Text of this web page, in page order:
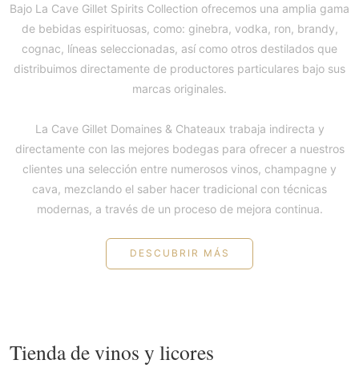
Bajo La Cave Gillet Spirits Collection ofrecemos una amplia gama
de bebidas espirituosas, como: ginebra, vodka, ron, brandy,
cognac, líneas seleccionadas, así como otros destilados que
distribuimos directamente de productores particulares bajo sus
marcas originales.
La Cave Gillet Domaines & Chateaux trabaja indirecta y
directamente con las mejores bodegas para ofrecer a nuestros
clientes una selección entre numerosos vinos, champagne y
cava, mezclando el saber hacer tradicional con técnicas
modernas, a través de un proceso de mejora continua.
DESCUBRIR MÁS
Tienda de vinos y licores